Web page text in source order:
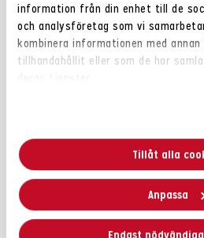
information från din enhet till de
och analysföretag som vi
kombinera informationen med
tillhandahållit eller som de har
Tillåt alla
Anpassa
Endast
RostadeJORDNÖTTER(95%),
(rapsolja, sojaolja), havssalt.
Fett 46,5g
– varav mättat fett 7,8g
Kolhydrater 15,0g
– varav sockerarter 5,9g
Fibrer 9,1g
Protein 25g